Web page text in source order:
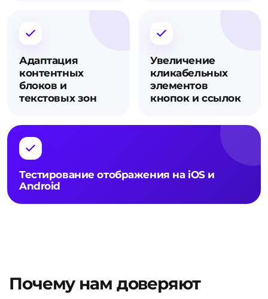
Адаптация
контентных
блоков и
текстовых зон
Увеличение
кликабельных
элементов
кнопок и ссылок
Тестирование отображения на iOS и
Android
Почему нам доверяют